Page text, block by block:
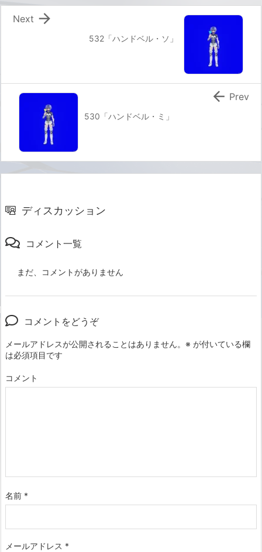
532「ハンドベル・ソ」

Next
530「ハンドベル・ミ」
 Prev
ディスカッション
コメント一覧
まだ、コメントがありません
コメントをどうぞ
メールアドレスが公開されることはありません。 ※ が付いている欄
は必須項目です
コメント
名前 *
メールアドレス *